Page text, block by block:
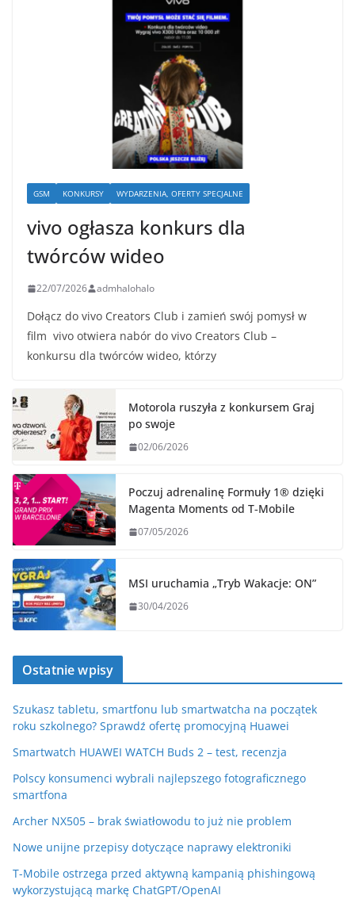
GSM KONKURSY WYDARZENIA, OFERTY SPECJALNE
vivo ogłasza konkurs dla
twórców wideo
22/07/2026 admhalohalo
Dołącz do vivo Creators Club i zamień swój pomysł w
film vivo otwiera nabór do vivo Creators Club –
konkursu dla twórców wideo, którzy
Motorola ruszyła z konkursem Graj
po swoje
02/06/2026
Poczuj adrenalinę Formuły 1® dzięki
Magenta Moments od T‑Mobile
07/05/2026
MSI uruchamia „Tryb Wakacje: ON”
30/04/2026
Ostatnie wpisy
Szukasz tabletu, smartfonu lub smartwatcha na początek
roku szkolnego? Sprawdź ofertę promocyjną Huawei
Smartwatch HUAWEI WATCH Buds 2 – test, recenzja
Polscy konsumenci wybrali najlepszego fotograficznego
smartfona
Archer NX505 – brak światłowodu to już nie problem
Nowe unijne przepisy dotyczące naprawy elektroniki
T-Mobile ostrzega przed aktywną kampanią phishingową
wykorzystującą markę ChatGPT/OpenAI